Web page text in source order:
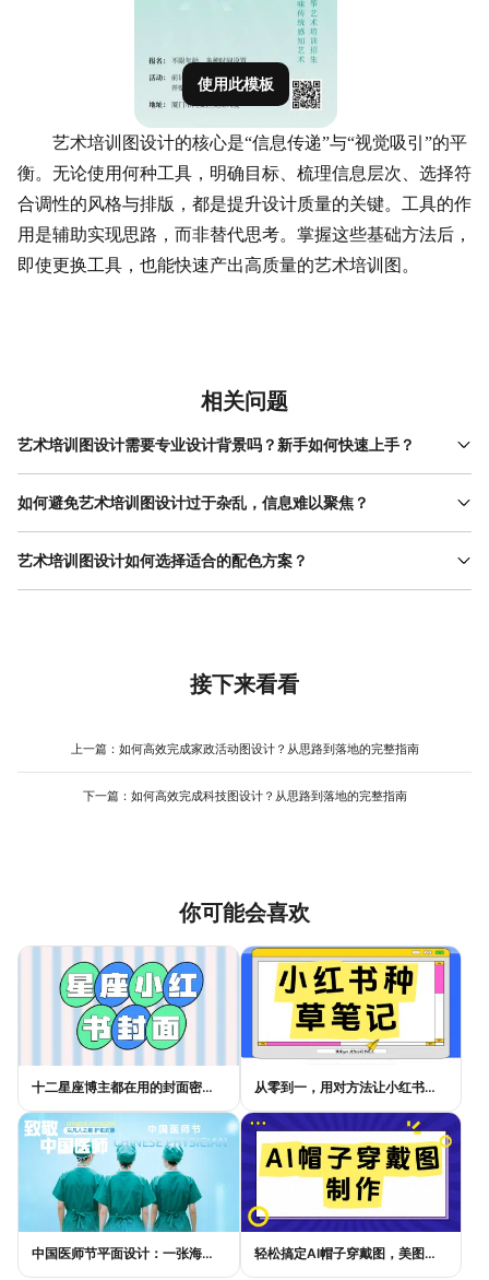
使用此模板
艺术培训图设计的核心是“信息传递”与“视觉吸引”的平
衡。无论使用何种工具，明确目标、梳理信息层次、选择符
合调性的风格与排版，都是提升设计质量的关键。工具的作
用是辅助实现思路，而非替代思考。掌握这些基础方法后，
即使更换工具，也能快速产出高质量的艺术培训图。
相关问题
艺术培训图设计需要专业设计背景吗？新手如何快速上手？
艺术培训图设计无需专业设计背景，新手可通过“模板+微调”的方式
快速上手。例如，使用美图设计室（www.designkit.cn）的艺术培
设计。其素材库包含大量艺术元素（如画笔、颜料、乐器图标），
如何避免艺术培训图设计过于杂乱，信息难以聚焦？
避免艺术培训图设计杂乱的关键是“信息分层”与“视觉引导”。首先，
明确图中必须展示的核心信息（如课程名称、核心卖点）与次要信
图设计室（www.designkit.cn）时，其“智能排版”功能能根据内容
艺术培训图设计如何选择适合的配色方案？
艺术培训图设计的配色需与课程类型强关联，同时考虑目标受众的
色或深蓝+银色，突出高端调性。若不确定如何选色，可参考同类优
秀案例或使用设计工具中的配色方案推荐功能。例如美图设计室
接应用或微调，避免因配色不协调导致的反复修改，提升制作效
接下来看看
上一篇： 如何高效完成家政活动图设计？从思路到落地的完整指南
下一篇： 如何高效完成科技图设计？从思路到落地的完整指南
你可能会喜欢
十二星座博主都在用的封面密码，星座小红书封面标题这样写才吸睛 从零到一，用对方法让小红书种草笔记的流量自己找上门
中国医师节平面设计：一张海报如何讲好白衣故事 轻松搞定AI帽子穿戴图，美图设计室电商主图教程